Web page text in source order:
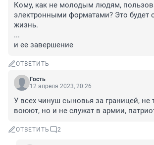
Кому, как не молодым людям,
электронными форматами? Это будет
жизнь.
...
и ее завершение
ОТВЕТИТЬ
Гость
12 апреля 2023, 20:26
У всех чинуш сыновья за границей, не
воюют, но и не служат в армии,
ОТВЕТИТЬ 2